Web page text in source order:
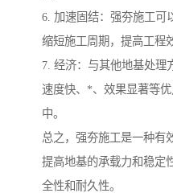
6. 加速固结：强夯施工可
缩短施工周期，提高工程
7. 经济：与其他地基处理
速度快、*、效果显著等
中。
总之，强夯施工是一种有
提高地基的承载力和稳定
全性和耐久性。